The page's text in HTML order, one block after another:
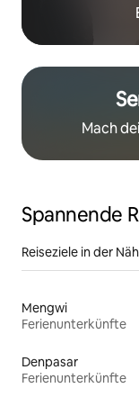
Mach
Spannende
Reiseziele in der
Mengwi
Ferienunterkünfte
Denpasar
Ferienunterkünfte